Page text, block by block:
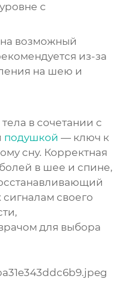
с
возможный
из-за
на шею и
в сочетании с
подушкой — ключ к
сну. Корректная
в шее и спине,
своего
для выбора